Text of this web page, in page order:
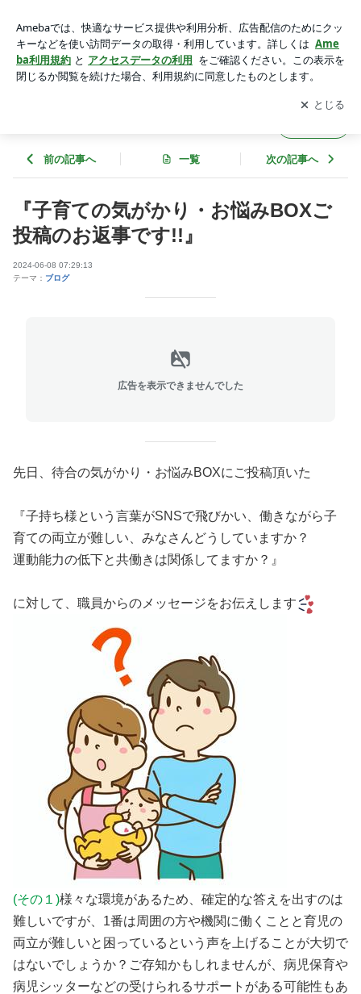
陽こども病院のブログ
アプリをダウンロードして ブログの更新通知
を受け取りまし
ょう。
開く
前の記事へ 一覧 次の記事へ
『子育ての気がかり・お悩みBOXご
投稿のお返事です!!』
2024-06-08 07:29:13
テーマ： ブログ
広告を表示できませんでした
先日、待合の気がかり・お悩みBOXにご投稿頂いた
『子持ち様という言葉がSNSで飛びかい、働きながら子
育ての両立が難しい、みなさんどうしていますか？
運動能力の低下と共働きは関係してますか？』
に対して、職員からのメッセージをお伝えします
(その１)様々な環境があるため、確定的な答えを出すのは
難しいですが、1番は周囲の方や機関に働くことと育児の
両立が難しいと困っているという声を上げることが大切で
はないでしょうか？ご存知かもしれませんが、病児保育や
病児シッターなどの受けられるサポートがある可能性もあ